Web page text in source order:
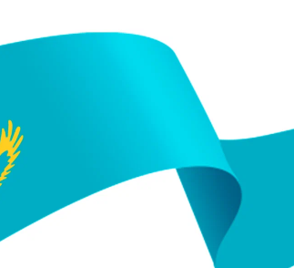
қаласындағы ахуал да тым күрделі.
қалалар қатарында тұр. Сондықтан
"Таза ауа" бастамасын
болған бұл жобаны үкіметтеріміз
мұны қуаттайды деп
жұмыс атқаруға болатынын баса